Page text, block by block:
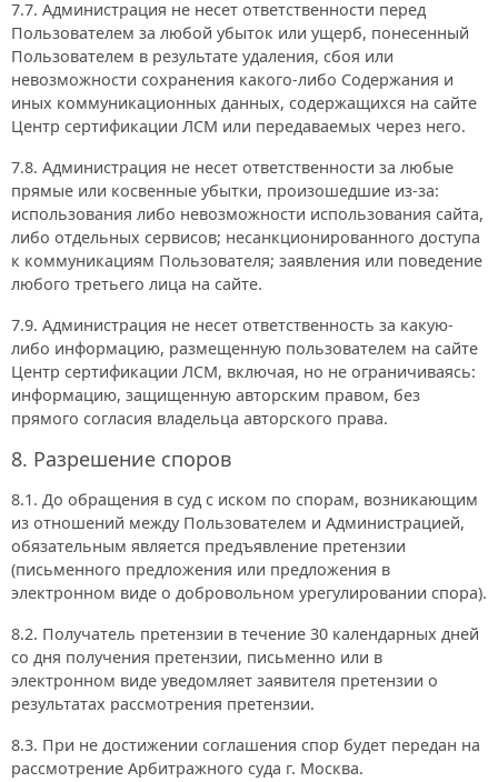
7.7. Администрация не несет ответственности перед
Пользователем за любой убыток или ущерб, понесенный
Пользователем в результате удаления, сбоя или
невозможности сохранения какого-либо Содержания и
иных коммуникационных данных, содержащихся на сайте
Центр сертификации ЛСМ или передаваемых через него.
7.8. Администрация не несет ответственности за любые
прямые или косвенные убытки, произошедшие из-за:
использования либо невозможности использования сайта,
либо отдельных сервисов; несанкционированного доступа
к коммуникациям Пользователя; заявления или поведение
любого третьего лица на сайте.
7.9. Администрация не несет ответственность за какую-
либо информацию, размещенную пользователем на сайте
Центр сертификации ЛСМ, включая, но не ограничиваясь:
информацию, защищенную авторским правом, без
прямого согласия владельца авторского права.
8. Разрешение споров
8.1. До обращения в суд с иском по спорам, возникающим
из отношений между Пользователем и Администрацией,
обязательным является предъявление претензии
(письменного предложения или предложения в
электронном виде о добровольном урегулировании спора).
8.2. Получатель претензии в течение 30 календарных дней
со дня получения претензии, письменно или в
электронном виде уведомляет заявителя претензии о
результатах рассмотрения претензии.
8.3. При не достижении соглашения спор будет передан на
рассмотрение Арбитражного суда г. Москва.